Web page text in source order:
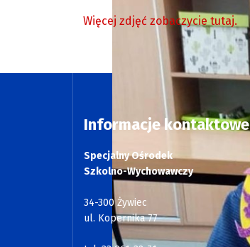
Więcej zdjęć zobaczycie tutaj.
Informacje kontaktowe
Specjalny Ośrodek
Szkolno-Wychowawczy
34-300 Żywiec
ul. Kopernika 77